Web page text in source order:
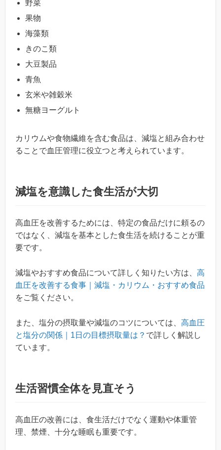
野菜
果物
海藻類
きのこ類
大豆製品
青魚
玄米や雑穀米
無糖ヨーグルト
カリウムや食物繊維を含む食品は、減塩と組み合わせ
ることで血圧管理に役立つと考えられています。
減塩を意識した食生活が大切
高血圧を改善するためには、特定の食品だけに頼るの
ではなく、減塩を基本とした食生活を続けることが重
要です。
減塩やおすすめ食品について詳しく知りたい方は、 高
血圧を改善する食事｜減塩・カリウム・おすすめ食品
をご覧ください。
また、塩分の摂取量や減塩のコツについては、 高血圧
と塩分の関係｜1日の目標摂取量は？ で詳しく解説し
ています。
生活習慣全体を見直そう
高血圧の改善には、食生活だけでなく運動や体重管
理、禁煙、十分な睡眠も重要です。